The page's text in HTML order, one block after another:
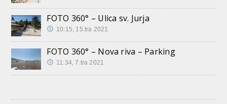
FOTO 360° – Ulica sv. Jurja
10:15, 15.tra 2021
FOTO 360° – Nova riva – Parking
11:34, 7.tra 2021